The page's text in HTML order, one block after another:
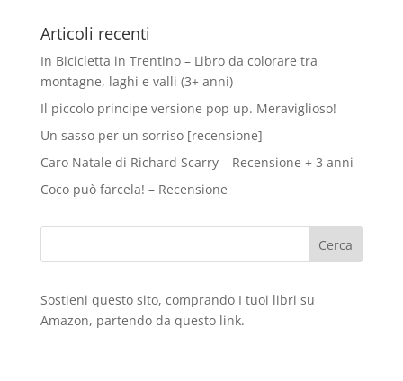
Articoli recenti
In Bicicletta in Trentino – Libro da colorare tra
montagne, laghi e valli (3+ anni)
Il piccolo principe versione pop up. Meraviglioso!
Un sasso per un sorriso [recensione]
Caro Natale di Richard Scarry – Recensione + 3 anni
Coco può farcela! – Recensione
Sostieni questo sito, comprando I tuoi libri su
Amazon, partendo da questo link.